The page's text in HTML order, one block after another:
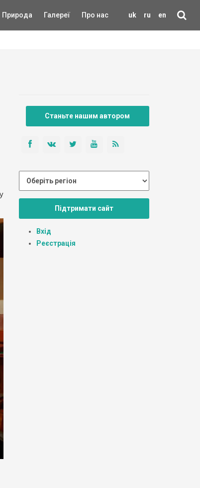
uk ru en
Природа Галереї Про нас
Станьте нашим автором
Підтримати сайт
Вхід
Реєстрація